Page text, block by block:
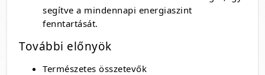
segítve a mindennapi energiaszint
fenntartását.
További előnyök
Természetes összetevők